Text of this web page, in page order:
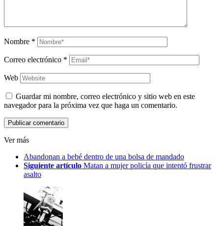
Nombre *
Correo electrónico *
Web
Guardar mi nombre, correo electrónico y sitio web en este
navegador para la próxima vez que haga un comentario.
Ver más
Abandonan a bebé dentro de una bolsa de mandado
Siguiente artículo Matan a mujer policía que intentó frustrar
asalto